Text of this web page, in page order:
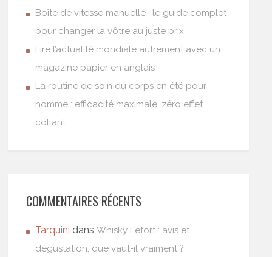
Boîte de vitesse manuelle : le guide complet
pour changer la vôtre au juste prix
Lire l’actualité mondiale autrement avec un
magazine papier en anglais
La routine de soin du corps en été pour
homme : efficacité maximale, zéro effet
collant
COMMENTAIRES RÉCENTS
Tarquini dansWhisky Lefort : avis et
dégustation, que vaut-il vraiment ?